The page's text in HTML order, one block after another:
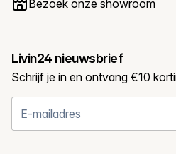
Bezoek onze showroom
Livin24 nieuwsbrief
Schrijf je in en ontvang €10